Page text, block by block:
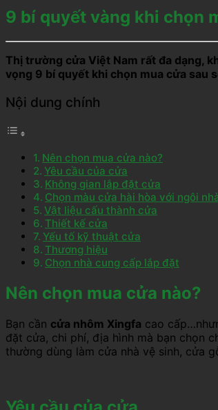
9 bí quyết vàng khi chọn
Thị trường cửa Việt Nam rất đa dạng,
vọng 9 bí quyết khi chọn mua cửa sau
Nội dung chính
Nên chọn mua cửa nào?
Yêu cầu của cửa
Không gian lắp đặt cửa
Chọn màu cửa hài hòa với ngôi
Vật liệu cấu thành cửa
Thiết kế cửa
Yếu tố kỹ thuật cửa
Thương hiệu
Chọn nhà cung cấp lắp đặt
Nên chọn mua cửa nào?
Bạn cần cửa nhôm Xingfa cao
đặt cửa, chi phí, địa hình mà bạn chọn
thường dùng làm cửa nhà vệ sinh, cửa